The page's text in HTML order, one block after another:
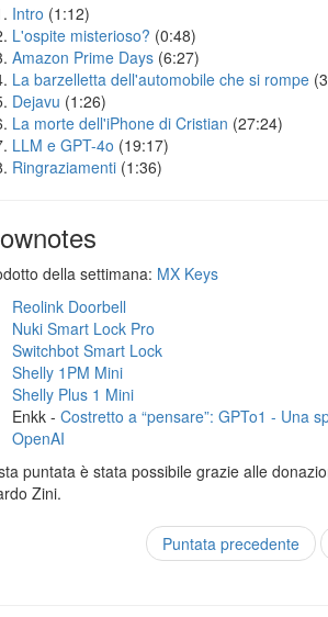
Intro (1:12)
L'ospite misterioso? (0:48)
Amazon Prime Days (6:27)
La barzelletta dell'automobile che si rompe
Dejavu (1:26)
La morte dell'iPhone di Cristian (27:24)
LLM e GPT-4o (19:17)
Ringraziamenti (1:36)
della settimana: MX Keys
Reolink Doorbell
Nuki Smart Lock Pro
Switchbot Smart Lock
Shelly 1PM Mini
Shelly Plus 1 Mini
Enkk - Costretto a “pensare”: GPTo1 - Una
OpenAI
puntata è stata possibile grazie alle
Zini.
Puntata precedente